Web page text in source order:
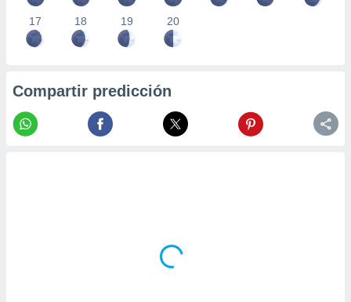
17 18 19 20
Compartir predicción